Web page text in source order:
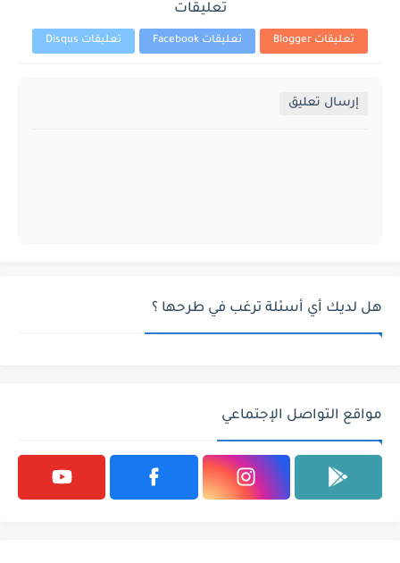
تعليقات
تعليقات Blogger تعليقات Facebook تعليقات Disqus
إرسال تعليق
هل لديك أي أسئلة ترغب في طرحها ؟
مواقع التواصل الإجتماعي